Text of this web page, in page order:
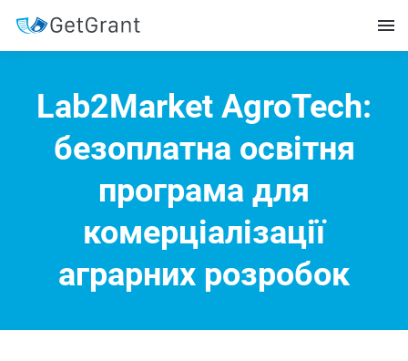
Lab2Market AgroTech:
безоплатна освітня
програма для
комерціалізації
аграрних розробок